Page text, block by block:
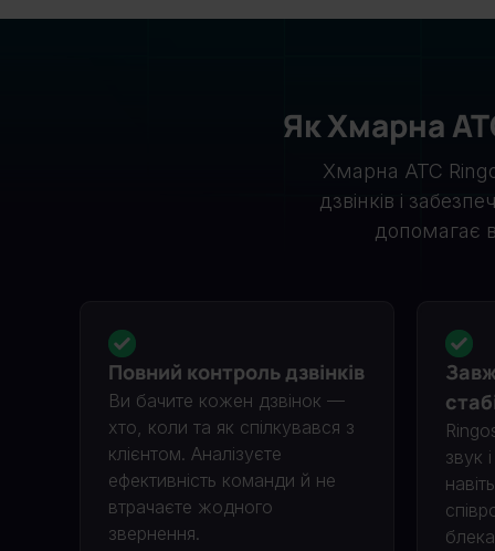
Як Хмарна
Хмарна АТС
дзвінків і
допомагає
Повний контроль дзвінків
Ви бачите кожен дзвінок —
хто, коли та як спілкувався з
клієнтом. Аналізуєте
ефективність команди й не
втрачаєте жодного
звернення.
звук